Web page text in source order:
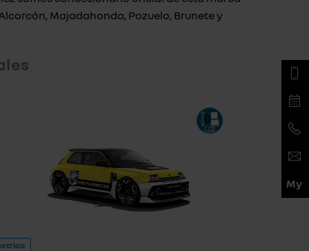
Majadahonda, Pozuelo, Brunete y